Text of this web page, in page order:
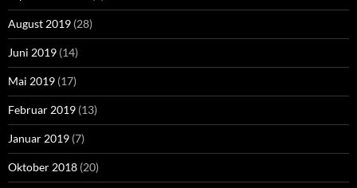
August 2019 (28)
Juni 2019 (14)
Mai 2019 (17)
Februar 2019 (13)
Januar 2019 (7)
Oktober 2018 (20)